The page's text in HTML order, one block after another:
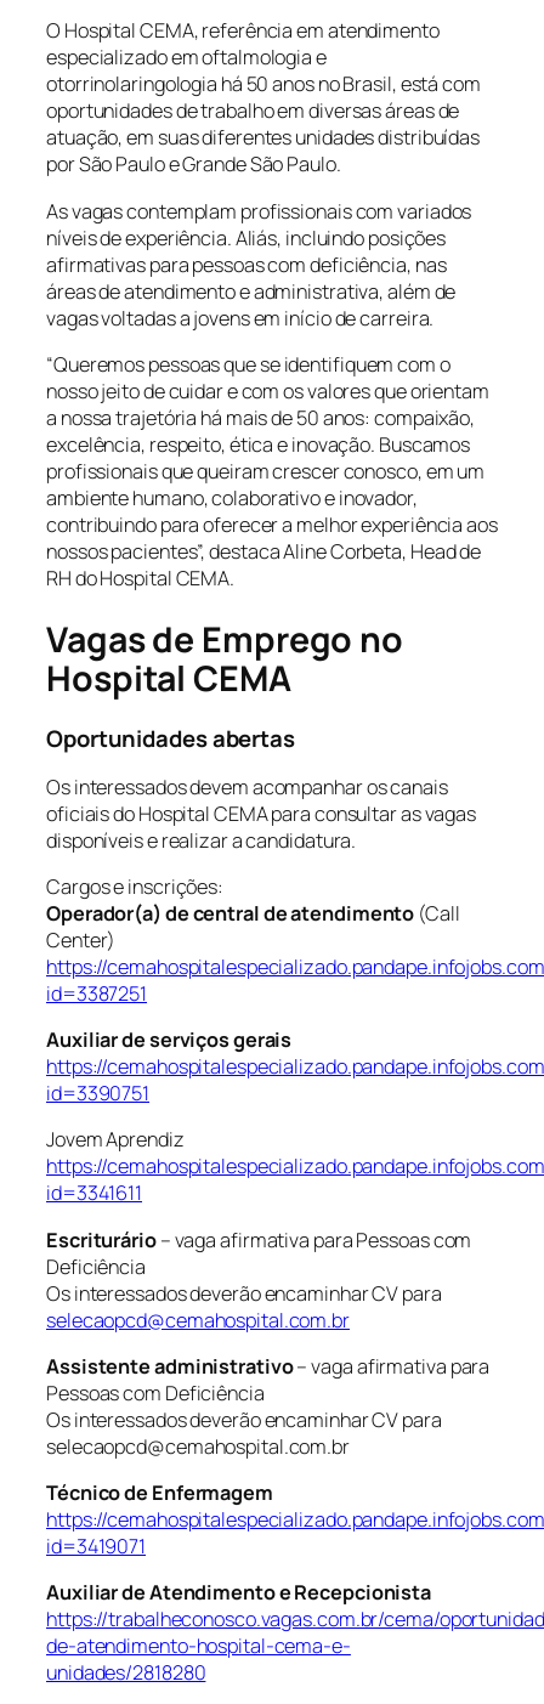
O Hospital CEMA, referência em atendimento
especializado em oftalmologia e
otorrinolaringologia há 50 anos no Brasil, está com
oportunidades de trabalho em diversas áreas de
atuação, em suas diferentes unidades distribuídas
por São Paulo e Grande São Paulo.
As vagas contemplam profissionais com variados
níveis de experiência. Aliás, incluindo posições
afirmativas para pessoas com deficiência, nas
áreas de atendimento e administrativa, além de
vagas voltadas a jovens em início de carreira.
“Queremos pessoas que se identifiquem com o
nosso jeito de cuidar e com os valores que orientam
a nossa trajetória há mais de 50 anos: compaixão,
excelência, respeito, ética e inovação. Buscamos
profissionais que queiram crescer conosco, em um
ambiente humano, colaborativo e inovador,
contribuindo para oferecer a melhor experiência aos
nossos pacientes”, destaca Aline Corbeta, Head de
RH do Hospital CEMA.
Vagas de Emprego no
Hospital CEMA
Oportunidades abertas
Os interessados devem acompanhar os canais
oficiais do Hospital CEMA para consultar as vagas
disponíveis e realizar a candidatura.
Cargos e inscrições:
Operador(a) de central de atendimento (Call
Center)
https://
id=3387251
Auxiliar de serviços gerais
https://
id=3390751
Jovem Aprendiz
https://
id=3341611
Escriturário– vaga afirmativa para Pessoas com
Deficiência
Os interessados deverão encaminhar CV para
selecaopcd@cemahospital.com.br
Assistente administrativo– vaga afirmativa para
Pessoas com Deficiência
Os interessados deverão encaminhar CV para
selecaopcd@cemahospital.com.br
Técnico de Enfermagem
https://
id=3419071
Auxiliar de Atendimento e Recepcionista
https://trabalheconosco.vagas.com.br/cema/
de-atendimento-hospital-cema-e-
unidades/2818280